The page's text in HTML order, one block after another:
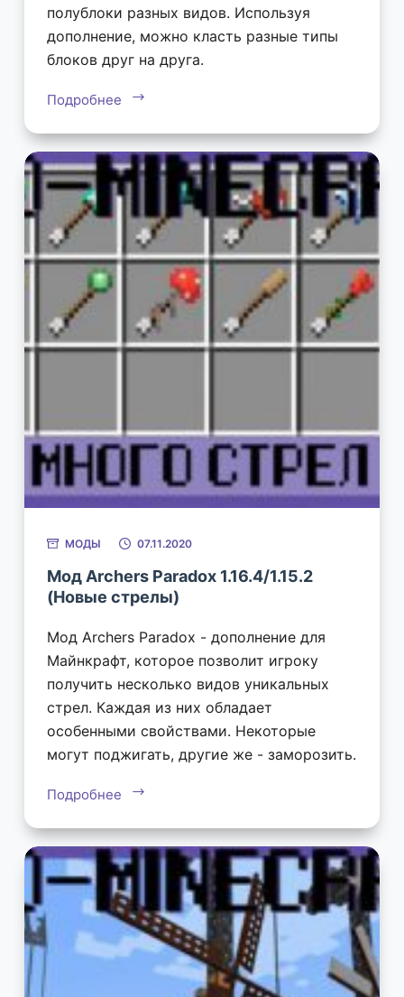
полублоки разных видов. Используя
дополнение, можно класть разные типы
блоков друг на друга.
Подробнее
МОДЫ 07.11.2020
Мод Archers Paradox 1.16.4/1.15.2
(Новые стрелы)
Мод Archers Paradox - дополнение для
Майнкрафт, которое позволит игроку
получить несколько видов уникальных
стрел. Каждая из них обладает
особенными свойствами. Некоторые
могут поджигать, другие же - заморозить.
Подробнее